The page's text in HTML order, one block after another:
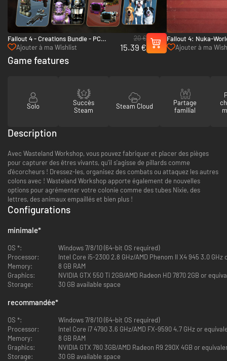
Fallout 4 - Creations Bundle - PC
(Steam)
Ajouter à ma Wishlist
20 €
15.39 €
Fallout 4: Nuka-
Ajouter à ma
Game features
Solo
Succès
Steam
Steam Cloud
Partage
familial
Description
Avec Wasteland Workshop, vous pouvez fabriquer et placer des pièges
pour capturer des êtres vivants, qu'il s'agisse de pillards comme
d'écorcheurs ! Dressez-les, organisez des combats ou attaquez les autres
colons avec ! Wasteland Workshop apporte également de nouvelles
options pour agrémenter votre colonie comme des tubes Nixie, des
lettres, des animaux empaillés et bien plus !
Configurations
minimale*
OS *:
Windows 7/8/10 (64-bit OS required)
Processor:
Intel Core i5-2300 2.8 GHz/AMD Phenom II X4 945 3.0 GHz
Memory:
8 GB RAM
Graphics:
NVIDIA GTX 550 Ti 2GB/AMD Radeon HD 7870 2GB or
Storage:
30 GB available space
recommandée*
OS *:
Windows 7/8/10 (64-bit OS required)
Processor:
Intel Core i7 4790 3.6 GHz/AMD FX-9590 4.7 GHz or
Memory:
8 GB RAM
Graphics:
NVIDIA GTX 780 3GB/AMD Radeon R9 290X 4GB or
Storage:
30 GB available space